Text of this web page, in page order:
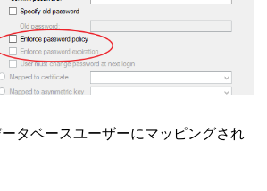
タベースユーザーにマッピングされ